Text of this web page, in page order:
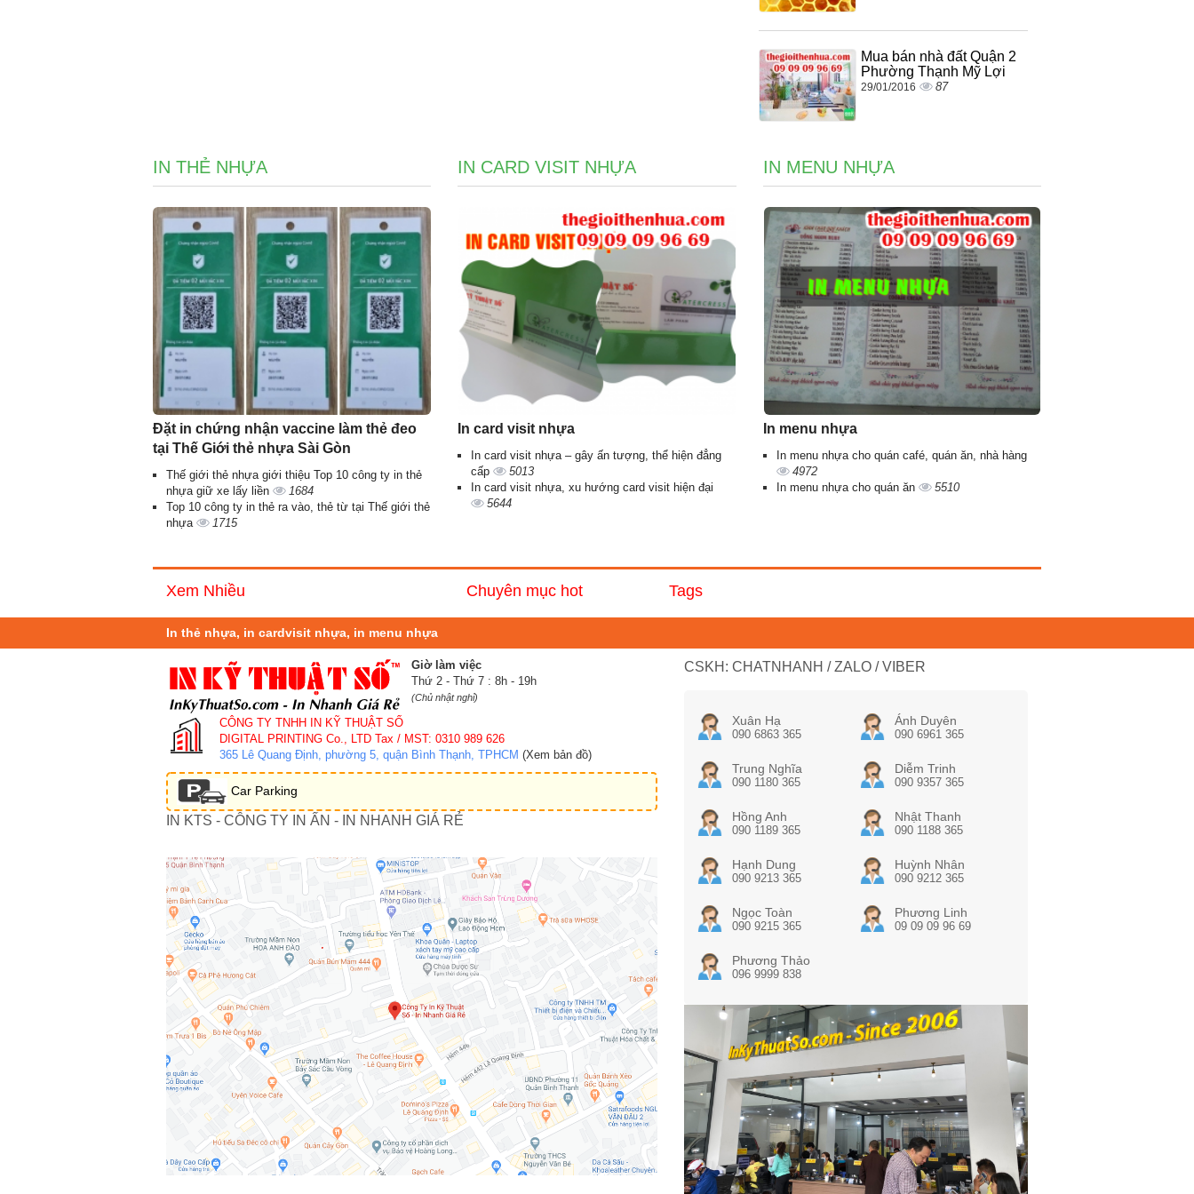
Mua bán nhà đất Quận 2
Phường Thạnh Mỹ Lợi
29/01/2016 87
IN THẺ NHỰA
Đặt in chứng nhận vaccine làm thẻ đeo
tại Thế Giới thẻ nhựa Sài Gòn
Thế giới thẻ nhựa giới thiệu Top 10 công ty in thẻ
nhựa giữ xe lấy liền
1684
Top 10 công ty in thẻ ra vào, thẻ từ tại Thế giới thẻ
nhựa
1715
IN CARD VISIT NHỰA
In card visit nhựa
In card visit nhựa – gây ấn tượng, thể hiện đẳng
cấp
5013
In card visit nhựa, xu hướng card visit hiện đại
5644
IN MENU NHỰA
In menu nhựa
In menu nhựa cho quán café, quán ăn, nhà hàng
4972
In menu nhựa cho quán ăn
5510
Xem Nhiều Chuyên mục hot Tags
In thẻ nhựa, in cardvisit nhựa, in menu nhựa
Giờ làm việc
Thứ 2 - Thứ 7 : 8h - 19h
(Chủ nhật nghỉ)
CÔNG TY TNHH IN KỸ THUẬT SỐ
DIGITAL PRINTING Co., LTD Tax / MST: 0310 989 626
365 Lê Quang Định, phường 5, quận Bình Thạnh, TPHCM (Xem bản đồ)
Car Parking
IN KTS - CÔNG TY IN ẤN - IN NHANH GIÁ RẺ
CSKH: CHATNHANH / ZALO / VIBER
Xuân Hạ
090 6863 365
Ánh Duyên
090 6961 365
Trung Nghĩa
090 1180 365
Diễm Trinh
090 9357 365
Hồng Anh
090 1189 365
Nhật Thanh
090 1188 365
Hạnh Dung
090 9213 365
Huỳnh Nhân
090 9212 365
Ngọc Toàn
090 9215 365
Phương Linh
09 09 09 96 69
Phương Thảo
096 9999 838